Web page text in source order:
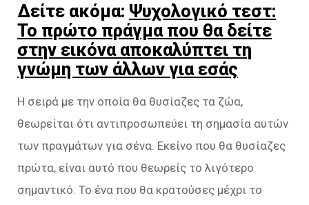
Δείτε ακόμα: Ψυχολογικό τεστ:
Το πρώτο πράγμα που θα δείτε
στην εικόνα αποκαλύπτει τη
γνώμη των άλλων για εσάς
Η σειρά με την οποία θα θυσίαζες τα ζώα,
θεωρείται ότι αντιπροσωπεύει τη σημασία αυτών
των πραγμάτων για σένα. Εκείνο που θα θυσίαζες
πρώτα, είναι αυτό που θεωρείς το λιγότερο
σημαντικό. Το ένα που θα κρατούσες μέχρι το